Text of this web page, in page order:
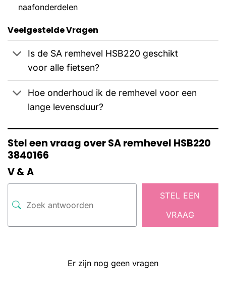
naafonderdelen
Veelgestelde Vragen
Is de SA remhevel HSB220 geschikt
voor alle fietsen?
Hoe onderhoud ik de remhevel voor een
lange levensduur?
Stel een vraag over SA remhevel HSB220
3840166
V & A
STEL EEN
VRAAG
Er zijn nog geen vragen